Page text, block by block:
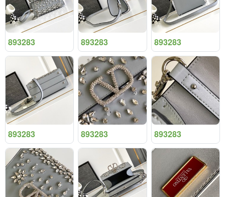
893283 893283 893283
893283 893283 893283